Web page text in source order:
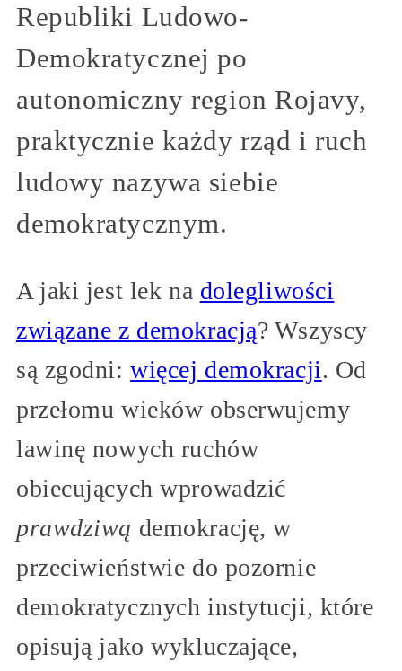
Republiki Ludowo-
Demokratycznej po
autonomiczny region Rojavy,
praktycznie każdy rząd i ruch
ludowy nazywa siebie
demokratycznym.
A jaki jest lek na dolegliwości
związane z demokracją? Wszyscy
są zgodni:więcej demokracji. Od
przełomu wieków obserwujemy
lawinę nowych ruchów
obiecujących wprowadzić
prawdziwą demokrację, w
przeciwieństwie do pozornie
demokratycznych instytucji, które
opisują jako wykluczające,